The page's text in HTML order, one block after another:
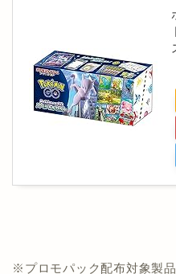
※プロモパック配布対象製